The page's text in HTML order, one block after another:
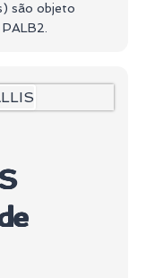
são objeto
PALB2.